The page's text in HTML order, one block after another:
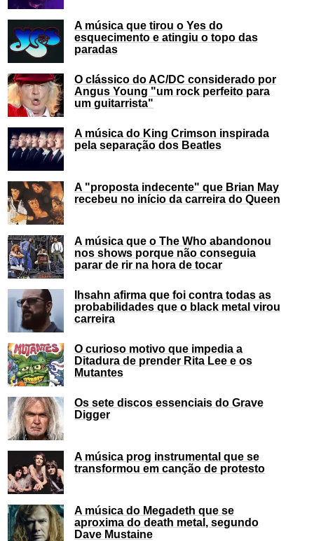
A música que tirou o Yes do
esquecimento e atingiu o topo das
paradas
O clássico do AC/DC considerado por
Angus Young "um rock perfeito para
um guitarrista"
A música do King Crimson inspirada
pela separação dos Beatles
A "proposta indecente" que Brian May
recebeu no início da carreira do Queen
A música que o The Who abandonou
nos shows porque não conseguia
parar de rir na hora de tocar
Ihsahn afirma que foi contra todas as
probabilidades que o black metal virou
carreira
O curioso motivo que impedia a
Ditadura de prender Rita Lee e os
Mutantes
Os sete discos essenciais do Grave
Digger
A música prog instrumental que se
transformou em canção de protesto
A música do Megadeth que se
aproxima do death metal, segundo
Dave Mustaine